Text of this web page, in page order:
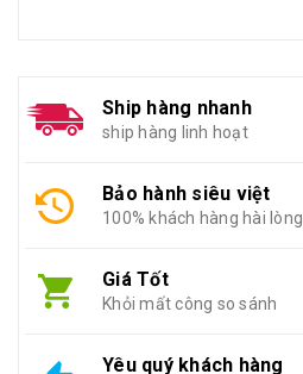
Ship hàng nhanh
ship hàng linh hoạt
Bảo hành siêu việt
100% khách hàng hài lòng
Giá Tốt
Khỏi mất công so sánh
Yêu quý khách hàng